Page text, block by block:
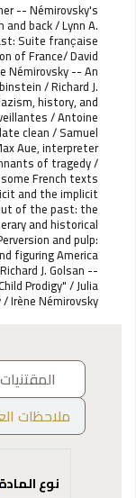
-- Némirovsky's
back / Lynn A.
Suite franc̦aise
of France/ David
Némirovsky -- An
/ Richard J.
history, and
/ Antoine
clean / Samuel
Aue, interpreter
of tragedy /
French texts
and the implicit
of the past: the
and historical
and pulp:
figuring America
J. Golsan --
Prodigy" / Julia
Irène Némirovsky.
المقتنيات
ملاحظات
نوع المادة